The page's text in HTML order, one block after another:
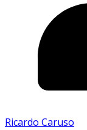
Ricardo Caruso